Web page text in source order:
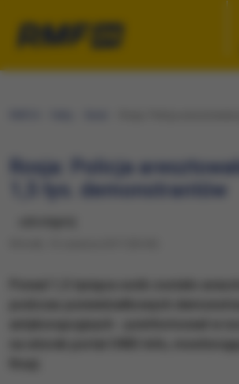
Rosja: Policja
1,5 tys. demonstrantów